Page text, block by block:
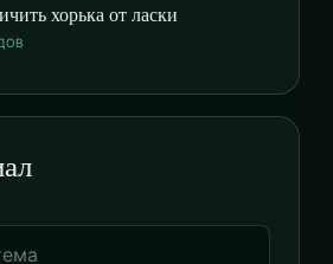
хорька от ласки